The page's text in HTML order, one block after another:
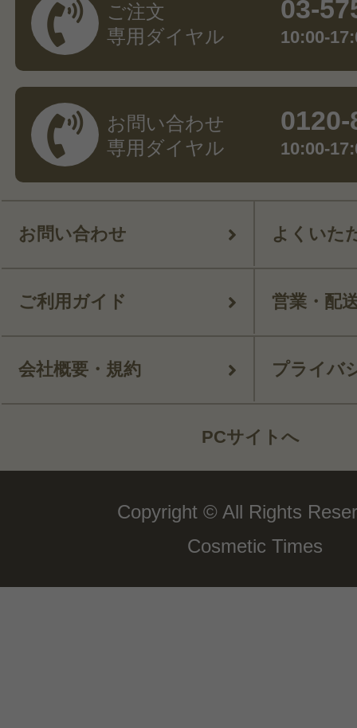
ご注文
専用ダイヤル
03-
10:00-
お問い合わせ
専用ダイヤル
10:00-
お問い合わせ よくいた
ご利用ガイド 営業・配
会社概要・規約 プライバ
PCサイトへ
Copyright © All Rights
Cosmetic Times